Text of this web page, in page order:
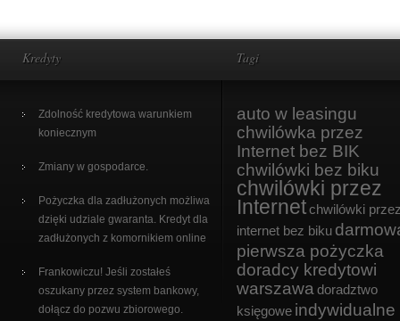
Kredyty
Zdolność kredytowa warunkiem
koniecznym
Zmiany w gospodarce.
Pożyczka dla zadłużonych możliwa
dzięki udziale gwaranta. Kredyt dla
zadłużonych z komornikiem online
Frankowiczu! Jeśli zostałeś
oszukany przez system bankowy,
dołącz do pozwu zbiorowego.
Tagi
auto w leasingu
chwilówka przez
Internet bez BIK
chwilówki bez biku
chwilówki przez
Internetchwilówki
internet bez biku
pierwsza pożyczka
doradcy kredytowi
warszawa doradztwo
księgowe indywidualne